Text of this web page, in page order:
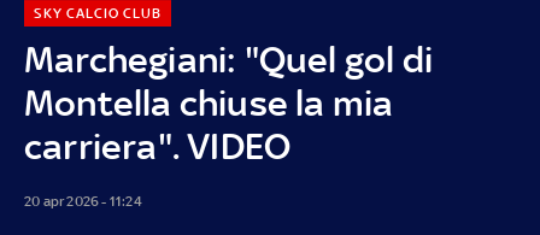
Marchegiani: "Quel gol di
Montella chiuse la mia
carriera". VIDEO
SKY CALCIO CLUB
20 apr 2026 - 11:24